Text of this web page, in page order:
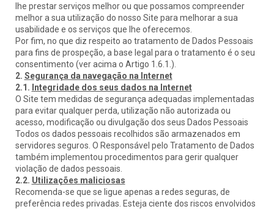
lhe prestar serviços melhor ou que possamos compreender
melhor a sua utilização do nosso Site para melhorar a sua
usabilidade e os serviços que lhe oferecemos.
Por fim, no que diz respeito ao tratamento de Dados Pessoais
para fins de prospeção, a base legal para o tratamento é o seu
consentimento (ver acima o Artigo 1.6.1.).
2. Segurança da navegação na Internet
2.1. Integridade dos seus dados na Internet
O Site tem medidas de segurança adequadas implementadas
para evitar qualquer perda, utilização não autorizada ou
acesso, modificação ou divulgação dos seus Dados Pessoais
Todos os dados pessoais recolhidos são armazenados em
servidores seguros. O Responsável pelo Tratamento de Dados
também implementou procedimentos para gerir qualquer
violação de dados pessoais.
2.2. Utilizações maliciosas
Recomenda-se que se ligue apenas a redes seguras, de
preferência redes privadas. Esteja ciente dos riscos envolvidos